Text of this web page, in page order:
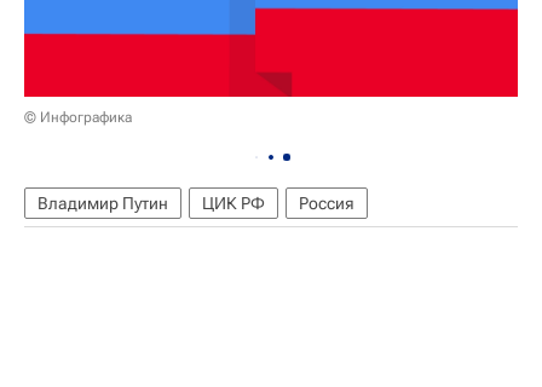
© Инфографика
Владимир Путин ЦИК РФ Россия